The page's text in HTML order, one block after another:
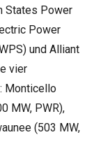
States Power
Power
und Alliant
vier
Monticello
MW, PWR),
(503 MW,